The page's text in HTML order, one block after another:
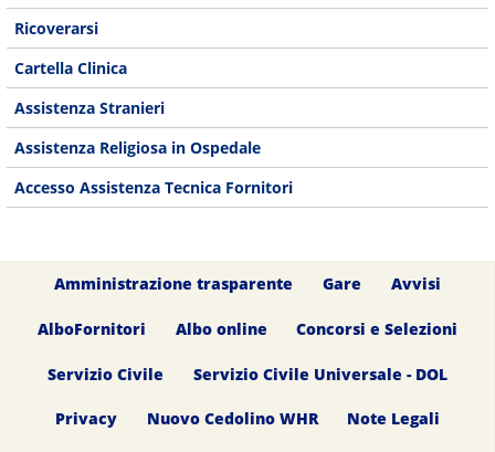
Ricoverarsi
Cartella Clinica
Assistenza Stranieri
Assistenza Religiosa in Ospedale
Accesso Assistenza Tecnica Fornitori
Amministrazione trasparente Gare Avvisi
AlboFornitori Albo online Concorsi e Selezioni
Servizio Civile Servizio Civile Universale - DOL
Privacy Nuovo Cedolino WHR Note Legali